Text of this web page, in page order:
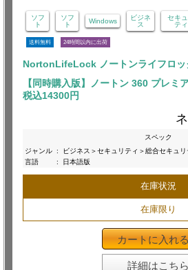
ソフ
ト
ソフ
ト
Windows
ビジネ
ス
セキュ
ティ
送料無料 24時間以内に出荷
NortonLifeLock ノートンライフロッ
【同時購入版】ノートン 360 プレミ
税込14300円
スペック
ジャンル :
ビジネス＞セキュリティ＞総合セキュリ
言語
: 日本語版
在庫状況
在庫限り
カートに入れ
詳細はこちら